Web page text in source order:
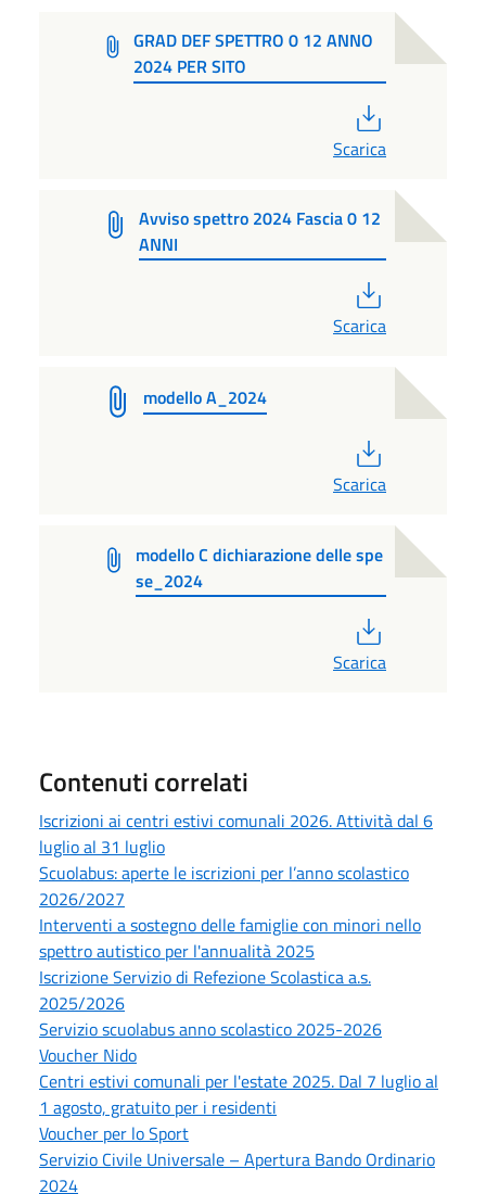
GRAD DEF SPETTRO 0 12 ANNO
2024 PER SITO
Scarica
Avviso spettro 2024 Fascia 0 12
ANNI
Scarica
modello A_2024
Scarica
modello C dichiarazione delle spe
se_2024
Scarica
Contenuti correlati
Iscrizioni ai centri estivi comunali 2026. Attività dal 6
luglio al 31 luglio
Scuolabus: aperte le iscrizioni per l’anno scolastico
2026/2027
Interventi a sostegno delle famiglie con minori nello
spettro autistico per l'annualità 2025
Iscrizione Servizio di Refezione Scolastica a.s.
2025/2026
Servizio scuolabus anno scolastico 2025-2026
Voucher Nido
Centri estivi comunali per l'estate 2025. Dal 7 luglio al
1 agosto, gratuito per i residenti
Voucher per lo Sport
Servizio Civile Universale – Apertura Bando Ordinario
2024